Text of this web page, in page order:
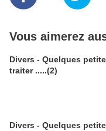
Vous aimerez
Divers - Quelques
traiter .....(2)
Divers - Quelques